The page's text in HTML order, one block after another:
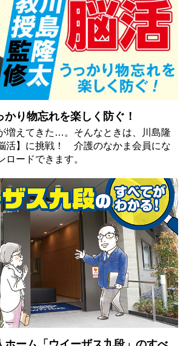
かり物忘れを楽しく防ぐ！
増えてきた…。そんなときは、川島隆
活】に挑戦！ 介護のなかま会員にな
ロードできます。